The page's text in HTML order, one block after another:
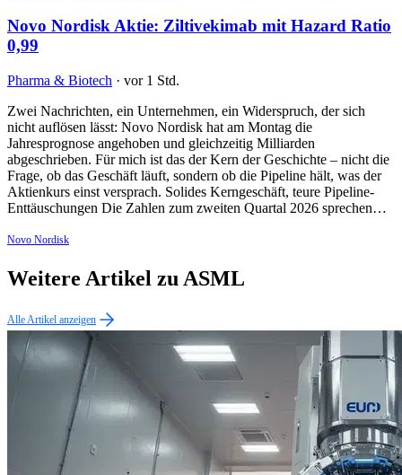
Novo Nordisk Aktie: Ziltivekimab mit Hazard Ratio
0,99
Pharma & Biotech · vor 1 Std.
Zwei Nachrichten, ein Unternehmen, ein Widerspruch, der sich
nicht auflösen lässt: Novo Nordisk hat am Montag die
Jahresprognose angehoben und gleichzeitig Milliarden
abgeschrieben. Für mich ist das der Kern der Geschichte – nicht die
Frage, ob das Geschäft läuft, sondern ob die Pipeline hält, was der
Aktienkurs einst versprach. Solides Kerngeschäft, teure Pipeline-
Enttäuschungen Die Zahlen zum zweiten Quartal 2026 sprechen…
Novo Nordisk
Weitere Artikel zu ASML
Alle Artikel anzeigen